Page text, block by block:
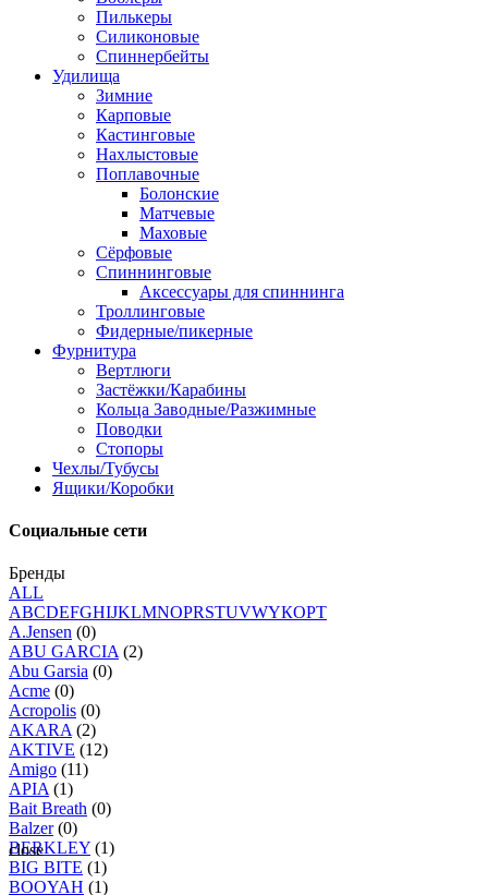
Пилькеры
Силиконовые
Спиннербейты
Удилища
Зимние
Карповые
Кастинговые
Нахлыстовые
Поплавочные
Болонские
Матчевые
Маховые
Сёрфовые
Спиннинговые
Аксессуары для спиннинга
Троллинговые
Фидерные/пикерные
Фурнитура
Вертлюги
Застёжки/Карабины
Кольца Заводные/Разжимные
Поводки
Стопоры
Чехлы/Тубусы
Ящики/Коробки
Социальные сети
Бренды
ALL
ABCDEFGHIJKLMNOPRSTUVWYКОРТ
A.Jensen (0)
ABU GARCIA (2)
Abu Garsia (0)
Acme (0)
Acropolis (0)
AKARA (2)
AKTIVE (12)
Amigo (11)
APIA (1)
Bait Breath (0)
Balzer(0)
BERKLEY (1)
BIG BITE (1)
BOOYAH (1)
close